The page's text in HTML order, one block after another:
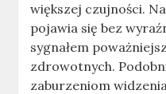
większej czujności.
pojawia się bez
sygnałem
zdrowotnych.
zaburzeniom